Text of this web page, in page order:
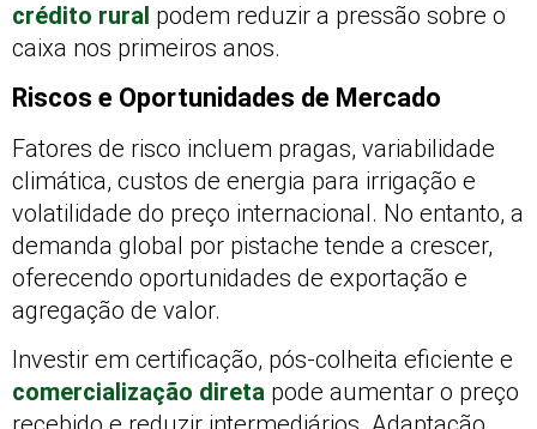
crédito rural podem reduzir a pressão sobre o
caixa nos primeiros anos.
Riscos e Oportunidades de Mercado
Fatores de risco incluem pragas, variabilidade
climática, custos de energia para irrigação e
volatilidade do preço internacional. No entanto, a
demanda global por pistache tende a crescer,
oferecendo oportunidades de exportação e
agregação de valor.
Investir em certificação, pós-colheita eficiente e
comercialização direta pode aumentar o preço